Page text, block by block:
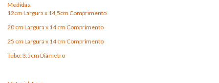
Medidas:
12cm Largura x 14,5cm Comprimento
20 cm Largura x 14 cm Comprimento
25 cm Largura x 14 cm Comprimento
Tubo: 3,5cm Diâmetro